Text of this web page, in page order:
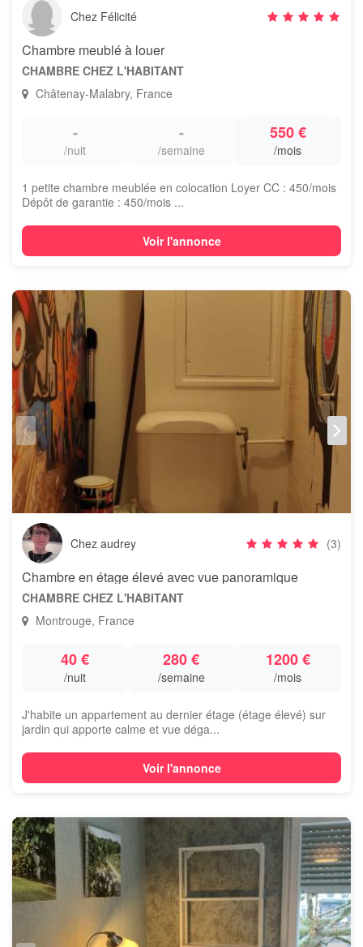
Chez Félicité
Chambre meublé à louer
CHAMBRE CHEZ L'HABITANT
Châtenay-Malabry, France
-
/nuit
-
/semaine
550 €
/mois
1 petite chambre meublée en colocation Loyer CC : 450/mois
Dépôt de garantie : 450/mois ...
Voir l'annonce
Chez audrey (3)
Chambre en étage élevé avec vue panoramique
CHAMBRE CHEZ L'HABITANT
Montrouge, France
40 €
/nuit
280 €
/semaine
1200 €
/mois
J'habite un appartement au dernier étage (étage élevé) sur
jardin qui apporte calme et vue déga...
Voir l'annonce